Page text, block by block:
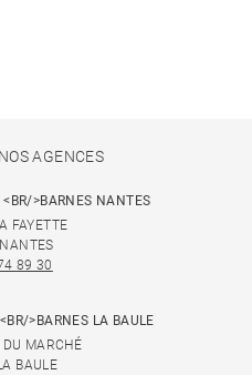
AGENCES
>BARNES NANTES
FAYETTE
89 30
>BARNES LA BAULE
MARCHÉ
BAULE